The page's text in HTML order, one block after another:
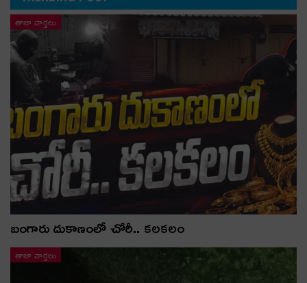
తాజా వార్తలు
బంగారు దుకాణంలో చోరీ.. కలకలం
తాజా వార్తలు